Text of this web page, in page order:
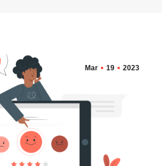
Mar 19 2023